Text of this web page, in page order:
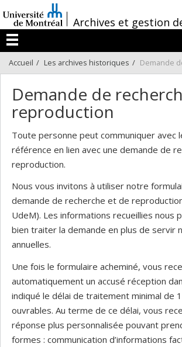
au
contenu
/
Archives et gestion
Menu
Accueil Les archives historiques Demande
Demande de
reproduction
Toute personne peut communiquer avec
référence en lien avec une demande de
reproduction.
Nous vous invitons à utiliser notre
demande de recherche et de
UdeM). Les informations recueillies nous
bien traiter la demande en plus de servir
annuelles.
Une fois le formulaire acheminé, vous
automatiquement un accusé réception
indiqué le délai de traitement minimal de
ouvrables. Au terme de ce délai, vous
réponse plus personnalisée pouvant
formes : communication d’informations